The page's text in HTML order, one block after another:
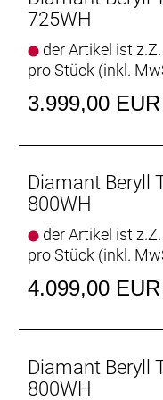
stoßgeschützt - bis
mitgedacht: Du
wie für deinen E-
Geschlecht: Damen
Integrated Battery,
Motor Armor, Post
Schnellspannachse
Rahmengröße: L
Gangschaltung:
Nabenschaltung mit
725WH
der Artikel ist
pro Stück (inkl.
3.999,00 EUR
Diamant Beryll
800WH
der Artikel ist
pro Stück (inkl.
4.099,00 EUR
Diamant Beryll
800WH